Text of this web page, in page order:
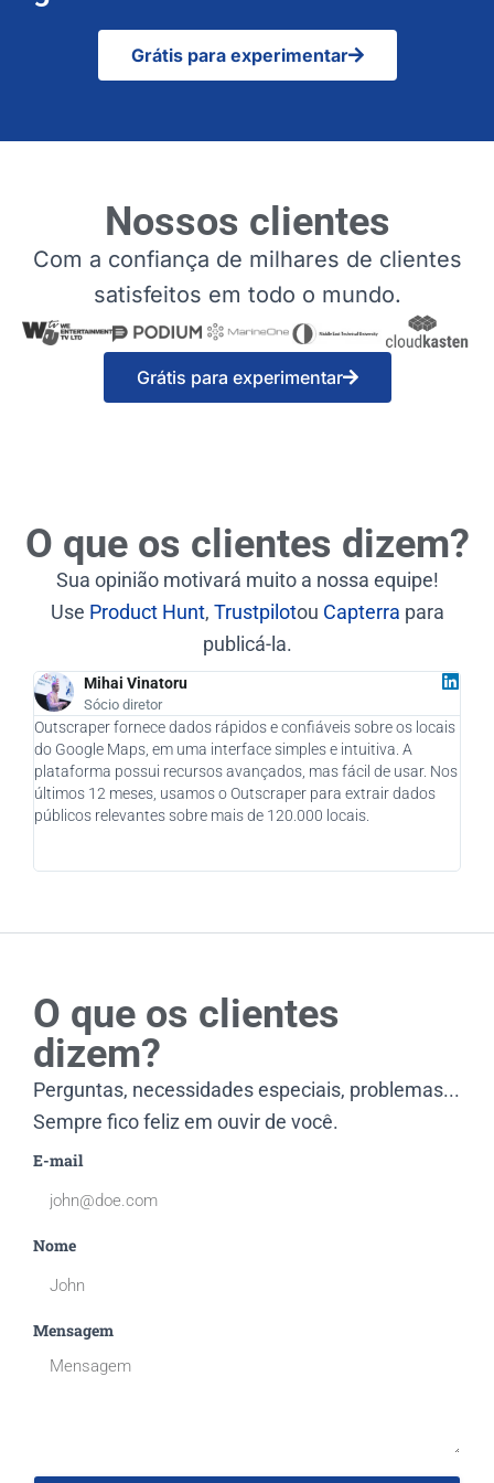
Grátis para experimentar
Nossos clientes
Com a confiança de milhares de clientes
satisfeitos em todo o mundo.
Grátis para experimentar
O que os clientes dizem?
Sua opinião motivará muito a nossa equipe!
Use Product Hunt, Trustpilotou Capterra para
publicá-la.
Mihai Vinatoru
Sócio diretor
Outscraper fornece dados rápidos e confiáveis sobre os locais
do Google Maps, em uma interface simples e intuitiva. A
plataforma possui recursos avançados, mas fácil de usar. Nos
últimos 12 meses, usamos o Outscraper para extrair dados
públicos relevantes sobre mais de 120.000 locais.
O que os clientes
dizem?
Perguntas, necessidades especiais, problemas...
Sempre fico feliz em ouvir de você.
E-mail
Nome
Mensagem